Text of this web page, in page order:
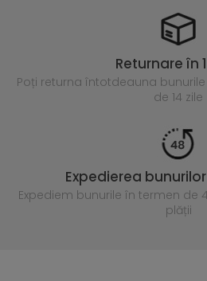
Returnare în
Poți returna întotdeauna
de 14 zile
Expedierea
Expediem bunurile în termen de
plății